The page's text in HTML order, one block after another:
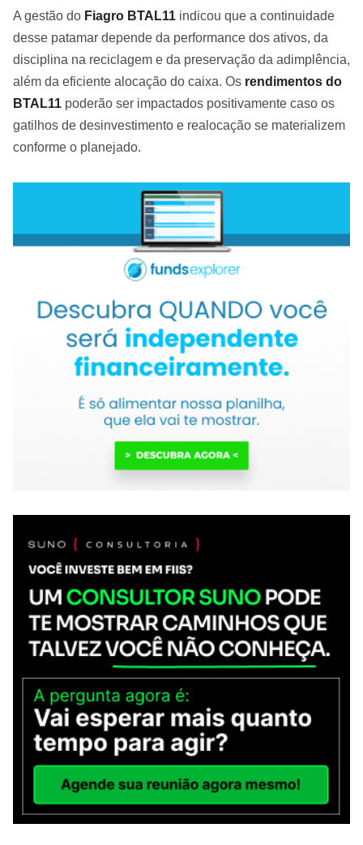
A gestão do Fiagro BTAL11 indicou que a continuidade
desse patamar depende da performance dos ativos, da
disciplina na reciclagem e da preservação da adimplência,
além da eficiente alocação do caixa. Os rendimentos do
BTAL11 poderão ser impactados positivamente caso os
gatilhos de desinvestimento e realocação se materializem
conforme o planejado.